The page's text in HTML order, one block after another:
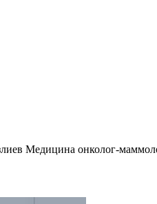
Медицина онколог-